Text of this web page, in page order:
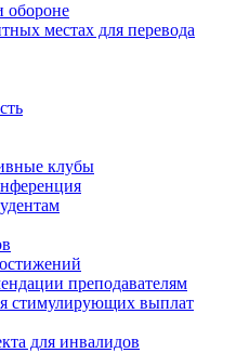
обороне
местах для перевода
клубы
преподавателям
стимулирующих выплат
для инвалидов